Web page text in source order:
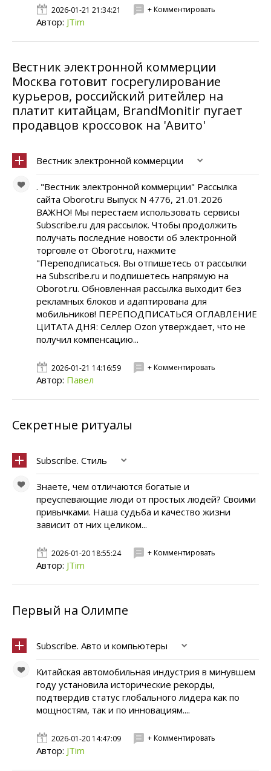
2026-01-21 21:34:21 + Комментировать
Автор: JTim
Вестник электронной коммерции
Москва готовит госрегулирование
курьеров, российский ритейлер на
платит китайцам, BrandMonitir пугает
продавцов кроссовок на 'Авито'
Вестник электронной коммерции
. "Вестник электронной коммерции" Рассылка
сайта Oborot.ru Выпуск N 4776, 21.01.2026
ВАЖНО! Мы перестаем использовать сервисы
Subscribe.ru для рассылок. Чтобы продолжить
получать последние новости об электронной
торговле от Oborot.ru, нажмите
"Переподписаться. Вы отпишетесь от рассылки
на Subscribe.ru и подпишетесь напрямую на
Oborot.ru. Обновленная рассылка выходит без
рекламных блоков и адаптирована для
мобильников! ПЕРЕПОДПИСАТЬСЯ ОГЛАВЛЕНИЕ
ЦИТАТА ДНЯ: Селлер Ozon утверждает, что не
получил компенсацию...
2026-01-21 14:16:59 + Комментировать
Автор: Павел
Секретные ритуалы
Subscribe. Стиль
Знаете, чем отличаются богатые и
преуспевающие люди от простых людей? Своими
привычками. Наша судьба и качество жизни
зависит от них целиком...
2026-01-20 18:55:24 + Комментировать
Автор: JTim
Первый на Олимпе
Subscribe. Авто и компьютеры
Китайская автомобильная индустрия в минувшем
году установила исторические рекорды,
подтвердив статус глобального лидера как по
мощностям, так и по инновациям....
2026-01-20 14:47:09 + Комментировать
Автор: JTim